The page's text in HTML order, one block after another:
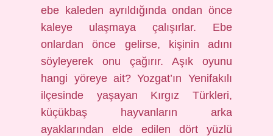
ebe kaleden ayrıldığında ondan önce
kaleye ulaşmaya çalışırlar. Ebe
onlardan önce gelirse, kişinin adını
söyleyerek onu çağırır. Aşık oyunu
hangi yöreye ait? Yozgat’ın Yenifakılı
ilçesinde yaşayan Kırgız Türkleri,
küçükbaş hayvanların arka
ayaklarından elde edilen dört yüzlü